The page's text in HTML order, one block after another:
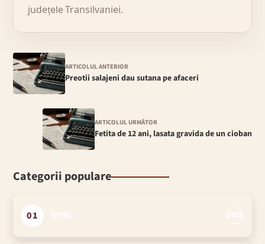
județele Transilvaniei.
ARTICOLUL ANTERIOR
Preotii salajeni dau sutana pe afaceri
ARTICOLUL URMĂTOR
Fetita de 12 ani, lasata gravida de un cioban
Categorii populare
01